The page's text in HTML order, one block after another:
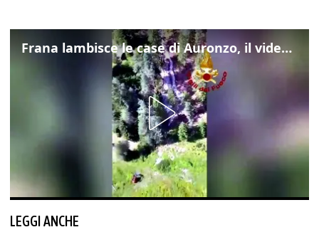
Frana lambisce le case di Auronzo, il video dall'elicottero dei vigili del fuoco
LEGGI ANCHE